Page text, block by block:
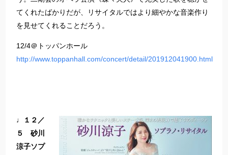
てくれたばかりだが、リサイタルではより細やかな音楽作り
を見せてくれることだろう。
12/4＠トッパンホール
http://www.toppanhall.com/concert/detail/201912041900.html
♩１２／
５ 砂川
涼子ソプ